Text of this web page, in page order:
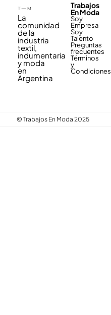
La
comunidad
de la
industria
textil,
indumentaria
y moda
en
Argentina
Trabajos
En Moda
Soy
Empresa
Soy
Talento
Preguntas
frecuentes
Términos
y
Condiciones
© Trabajos En Moda 2025